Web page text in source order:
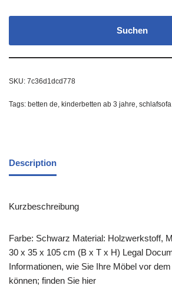
Suchen
SKU: 7c36d1dcd778
Tags: betten de, kinderbetten ab 3 jahre,
Description
Kurzbeschreibung
Farbe: Schwarz Material: Holzwerkstoff,
30 x 35 x 105 cm (B x T x H) Legal
Informationen, wie Sie Ihre Möbel vor
können; finden Sie hier